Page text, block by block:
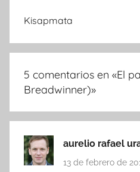
Kisapmata
5 comentarios en «El
Breadwinner)»
aurelio rafael
13 de febrero de